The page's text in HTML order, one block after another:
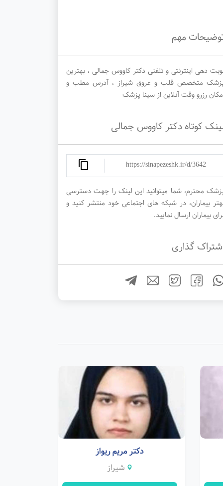
مهم
دهی اینترنتی و تلفنی دکتر کاووس جمالی ، بهترین
متخصص قلب و عروق شیراز ، آدرس مطب و
رزرو وقت آنلاین از سینا پزشک
کوتاه دکتر کاووس جمالی
https://sinapezeshk.ir/d/3642
محترم، شما میتوانید این لینک را جهت دسترسی
بیماران، در شبکه های اجتماعی خود منتشر کنید و
بیماران ارسال نمایید.
گذاری
دکتر مریم ریواز
شیراز